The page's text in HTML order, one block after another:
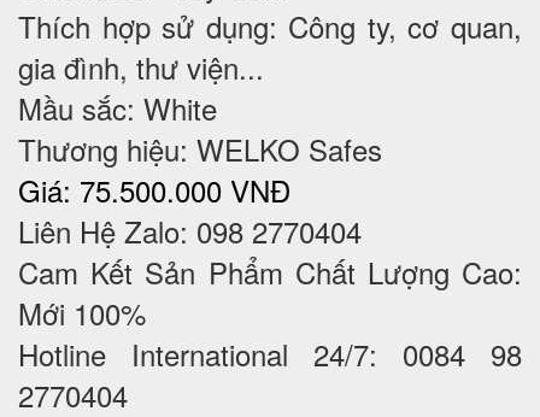
Thích hợp sử dụng: Công ty, cơ quan,
gia đình, thư viện...
Mầu sắc: White
Thương hiệu: WELKO Safes
Giá: 75.500.000 VNĐ
Liên Hệ Zalo: 098 2770404
Cam Kết Sản Phẩm Chất Lượng Cao:
Mới 100%
Hotline International 24/7: 0084 98
2770404